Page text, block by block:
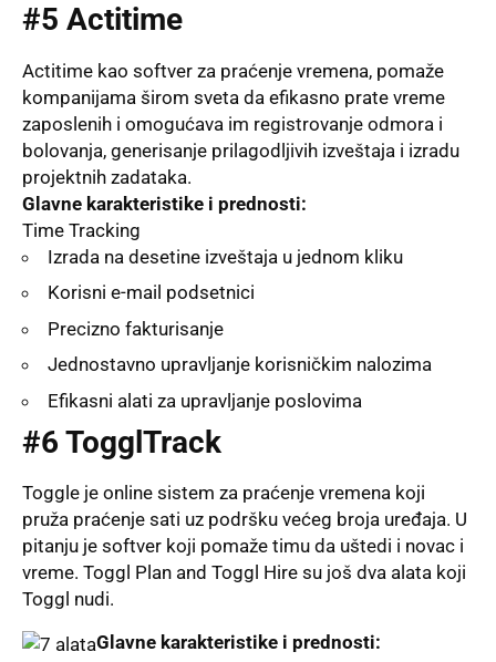
#5 Actitime
Actitime kao softver za praćenje vremena, pomaže
kompanijama širom sveta da efikasno prate vreme
zaposlenih i omogućava im registrovanje odmora i
bolovanja, generisanje prilagodljivih izveštaja i izradu
projektnih zadataka.
Glavne karakteristike i prednosti:
Time Tracking
Izrada na desetine izveštaja u jednom kliku
Korisni e-mail podsetnici
Precizno fakturisanje
Jednostavno upravljanje korisničkim nalozima
Efikasni alati za upravljanje poslovima
#6 TogglTrack
Toggle je online sistem za praćenje vremena koji
pruža praćenje sati uz podršku većeg broja uređaja. U
pitanju je softver koji pomaže timu da uštedi i novac i
vreme. Toggl Plan and Toggl Hire su još dva alata koji
Toggl nudi.
Glavne karakteristike i prednosti: